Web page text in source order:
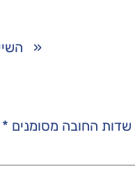
«
שדות החובה מסומנים *